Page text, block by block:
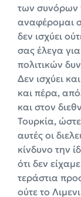
των συνόρων
αναφέρομαι
δεν ισχύει
σας έλεγα
πολιτικών
Δεν ισχύει
και πέρα,
και στον
Τουρκία,
αυτές οι
κίνδυνο την
ότι δεν
τεράστια
ούτε το